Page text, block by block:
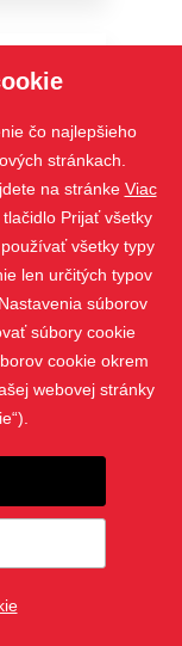
čo najlepšieho
stránkach.
na stránke Viac
Prijať všetky
všetky typy
len určitých typov
súborov
súbory cookie
cookie okrem
webovej stránky